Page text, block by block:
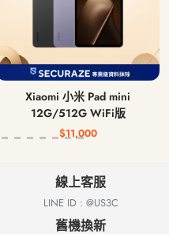
Xiaomi 小米 Pad mini
12G/512G WiFi版
$11,000
線上客服
LINE ID : @US3C
舊機換新